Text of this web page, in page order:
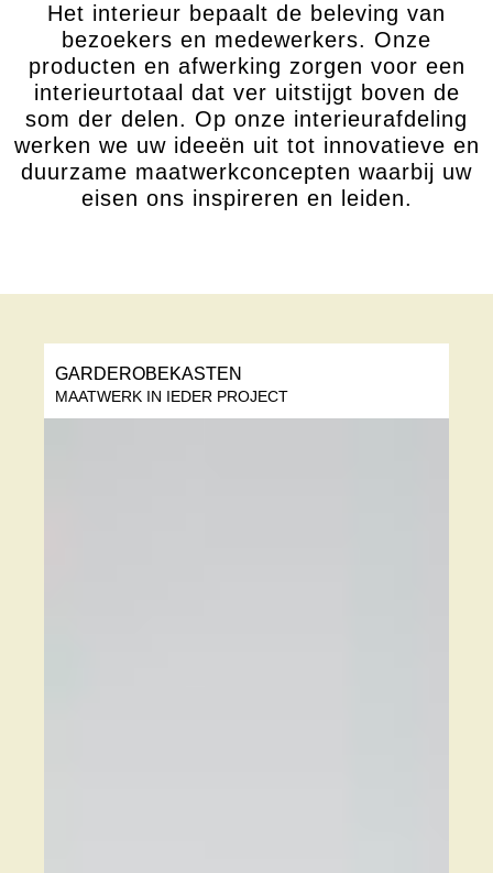
Het interieur bepaalt de beleving van
bezoekers en medewerkers. Onze
producten en afwerking zorgen voor een
interieurtotaal dat ver uitstijgt boven de
som der delen. Op onze interieurafdeling
werken we uw ideeën uit tot innovatieve en
duurzame maatwerkconcepten waarbij uw
eisen ons inspireren en leiden.
GARDEROBEKASTEN
MAATWERK IN IEDER PROJECT